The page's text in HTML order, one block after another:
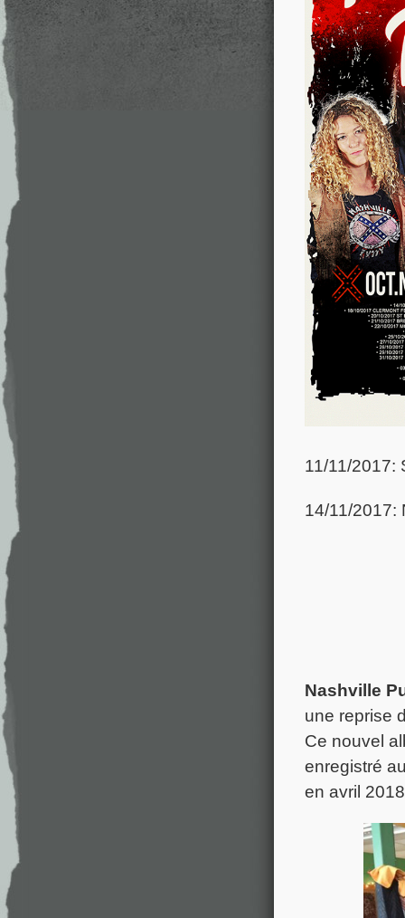
11/11/2017:
14/11/2017:
Nashville
une reprise
Ce nouvel
enregistré
en avril